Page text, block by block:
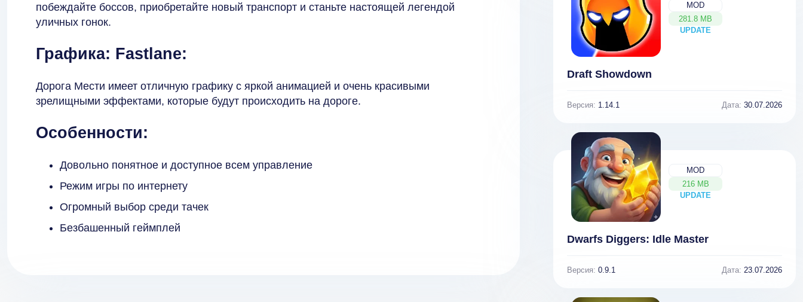
побеждайте боссов, приобретайте новый транспорт и станьте настоящей легендой
уличных гонок.
Графика: Fastlane:
Дорога Мести имеет отличную графику с яркой анимацией и очень красивыми
зрелищными эффектами, которые будут происходить на дороге.
Особенности:
Довольно понятное и доступное всем управление
Режим игры по интернету
Огромный выбор среди тачек
Безбашенный геймплей
MOD
281.8 MB
UPDATE
NEW
Draft Showdown
Версия: 1.14.1 Дата: 30.07.2026
MOD
216 MB
UPDATE
NEW
Dwarfs Diggers: Idle Master
Версия: 0.9.1 Дата: 23.07.2026